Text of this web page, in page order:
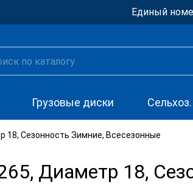
Единый
Грузовые диски
18, Сезонность Зимние, Всесезонные
Диаметр 18,